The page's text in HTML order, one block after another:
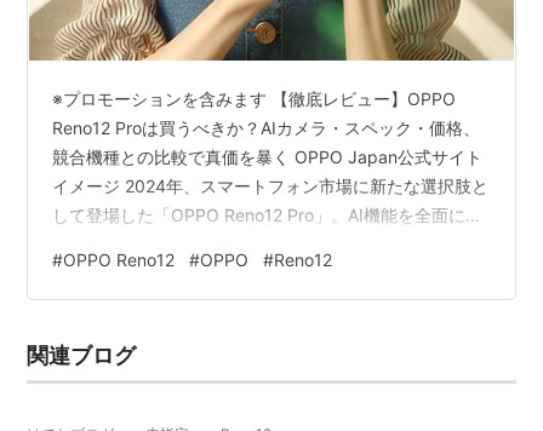
※プロモーションを含みます 【徹底レビュー】OPPO
Reno12 Proは買うべきか？AIカメラ・スペック・価格、
競合機種との比較で真価を暴く OPPO Japan公式サイト
イメージ 2024年、スマートフォン市場に新たな選択肢と
して登場した「OPPO Reno12 Pro」。AI機能を全面に押
テム、そしてスリムで洗練されたデザインが特徴のミッ
ドレンジスマートフォンです。しかし、このスマートフ
い重要な事実があります。それは、日本国内では公式に
販売されておらず、さらに海外で販売されているモデ
#OPPO Reno12 #OPPO #Reno12
関連ブログ